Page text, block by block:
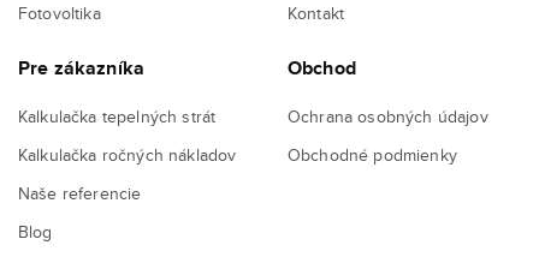
Fotovoltika
Kontakt
Pre zákazníka
Kalkulačka tepelných strát
Kalkulačka ročných nákladov
Naše referencie
Blog
Obchod
Ochrana osobných údajov
Obchodné podmienky